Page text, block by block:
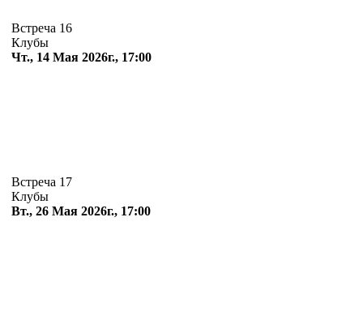
Встреча 16
Клубы
Чт., 14 Мая 2026г., 17:00
Встреча 17
Клубы
Вт., 26 Мая 2026г., 17:00